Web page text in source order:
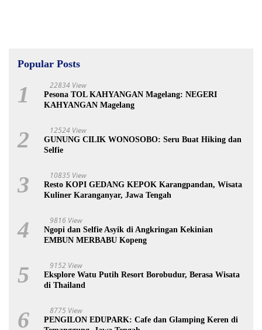
Popular Posts
1 22834 View
Pesona TOL KAHYANGAN Magelang: NEGERI
KAHYANGAN Magelang
2 12524 View
GUNUNG CILIK WONOSOBO: Seru Buat Hiking dan
Selfie
3 10835 View
Resto KOPI GEDANG KEPOK Karangpandan, Wisata
Kuliner Karanganyar, Jawa Tengah
4 9816 View
Ngopi dan Selfie Asyik di Angkringan Kekinian
EMBUN MERBABU Kopeng
5 9152 View
Eksplore Watu Putih Resort Borobudur, Berasa Wisata
di Thailand
6 8775 View
PENGILON EDUPARK: Cafe dan Glamping Keren di